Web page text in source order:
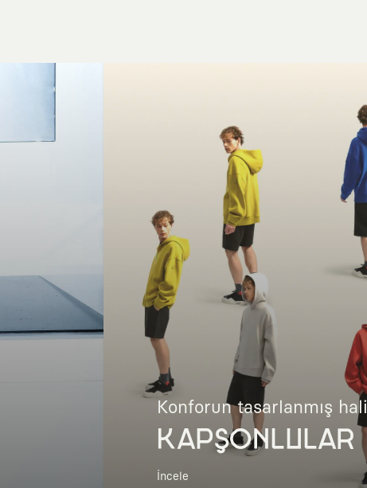
Konforun tasarlanmış hali
KAPŞONLULAR
İncele